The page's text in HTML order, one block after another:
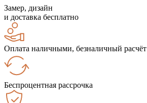
Замер, дизайн
и доставка бесплатно
Оплата наличными, безналичный расчёт
Беспроцентная рассрочка